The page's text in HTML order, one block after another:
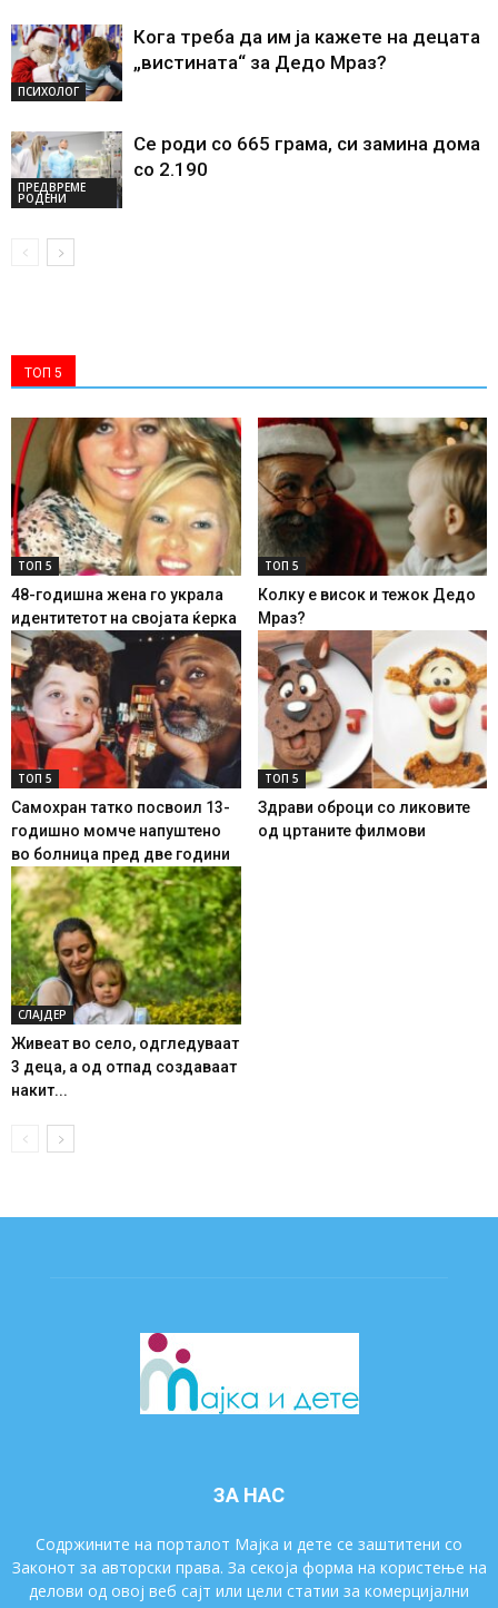
ПСИХОЛОГ
Кога треба да им ја кажете на децата
„вистината“ за Дедо Мраз?
ПРЕДВРЕМЕ
РОДЕНИ
Се роди со 665 грама, си замина дома
со 2.190
ТОП 5
ТОП 5
48-годишна жена го украла
идентитетот на својата ќерка
ТОП 5
Колку е висок и тежок Дедо
Мраз?
ТОП 5
Самохран татко посвоил 13-
годишно момче напуштено
во болница пред две години
ТОП 5
Здрави оброци со ликовите
од цртаните филмови
СЛАЈДЕР
Живеат во село, одгледуваат
3 деца, а од отпад создаваат
накит...
ЗА НАС
Содржините на порталот Мајка и дете се заштитени со
Законот за авторски права. За секоја форма на користење на
делови од овој веб сајт или цели статии за комерцијални